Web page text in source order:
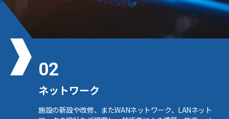
02
ネットワーク
施設の新設や改修、またWANネットワーク、LANネット